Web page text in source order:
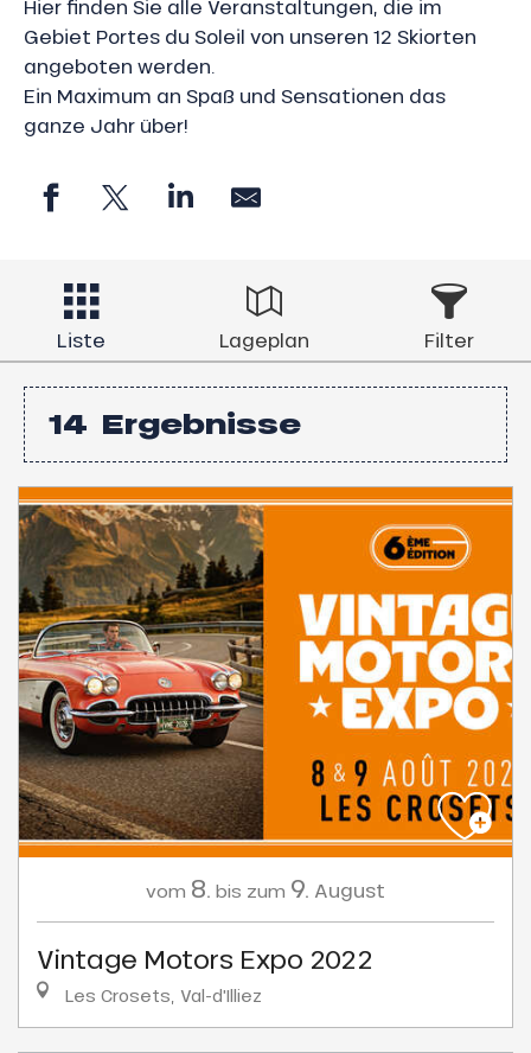
Hier finden Sie alle Veranstaltungen, die im
Gebiet Portes du Soleil von unseren 12 Skiorten
angeboten werden.
Ein Maximum an Spaß und Sensationen das
ganze Jahr über!
Liste Lageplan Filter
14 Ergebnisse
vom 8. bis zum 9. August
Vintage Motors Expo 2022
Les Crosets, Val-d'Illiez